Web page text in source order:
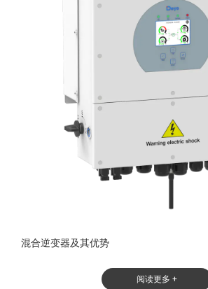
混合逆变器及其优势
阅读更多 +